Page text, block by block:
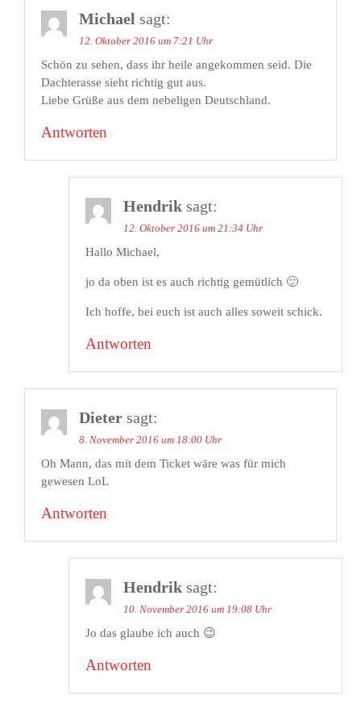
Michael sagt:
12. Oktober 2016 um 7:21 Uhr
Schön zu sehen, dass ihr heile angekommen seid. Die
Dachterasse sieht richtig gut aus.
Liebe Grüße aus dem nebeligen Deutschland.
Antworten
Hendrik sagt:
12. Oktober 2016 um 21:34 Uhr
Hallo Michael,
jo da oben ist es auch richtig gemütlich 🙂
Ich hoffe, bei euch ist auch alles soweit schick.
Antworten
Dieter sagt:
8. November 2016 um 18:00 Uhr
Oh Mann, das mit dem Ticket wäre was für mich
gewesen LoL
Antworten
Hendrik sagt:
10. November 2016 um 19:08 Uhr
Jo das glaube ich auch 😉
Antworten